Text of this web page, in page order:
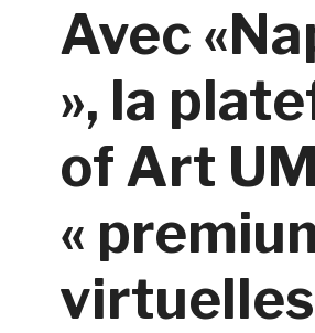
Avec
», la
of Art
«